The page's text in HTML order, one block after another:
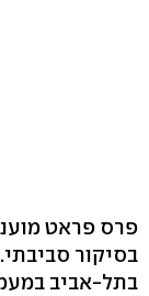
בסיקור
בתל-אביב